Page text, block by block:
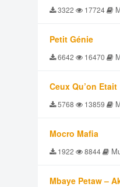
3322 17724
Petit Génie
6642 16470
Ceux Qu’on Etait
5768 13859
Mocro Mafia
1922 8844
Mbaye Petaw –